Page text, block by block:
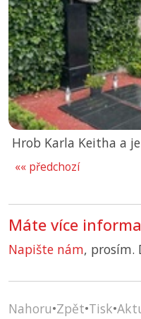
Hrob Karla Keitha a
«« předchozí
Máte více
Napište nám, prosím.
Nahoru•Zpět•Tisk•